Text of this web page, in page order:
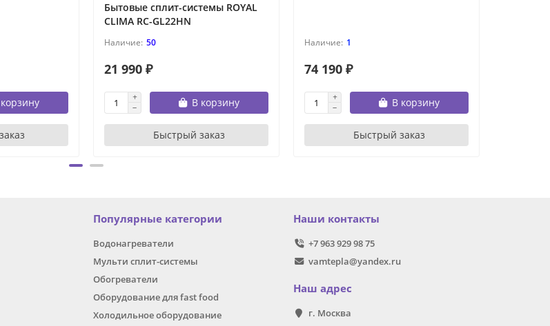
Бытовые сплит-системы ROYAL
CLIMA RC-GL22HN
50
21 990 ₽
В корзину
Быстрый заказ
1
74 190 ₽
В корзину
Быстрый заказ
Популярные категории
Водонагреватели
Мульти сплит-системы
Обогреватели
Оборудование для fast food
Холодильное оборудование
Наши контакты
+7 963 929 98 75
vamtepla@yandex.ru
Наш адрес
г. Москва